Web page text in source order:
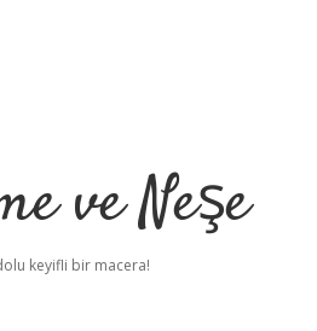
ve Neşe
keyifli bir macera!